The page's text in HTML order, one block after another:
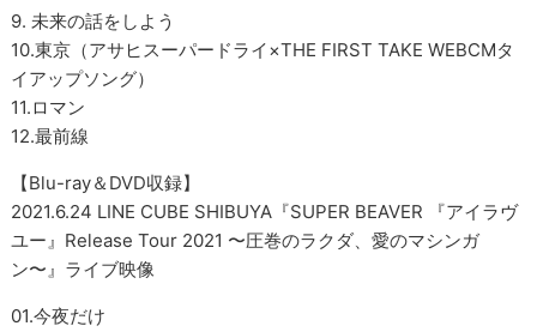
9. 未来の話をしよう
10.東京（アサヒスーパードライ×THE FIRST TAKE WEBCMタ
イアップソング）
11.ロマン
12.最前線
【Blu-ray＆DVD収録】
2021.6.24 LINE CUBE SHIBUYA『SUPER BEAVER 『アイラヴ
ユー』Release Tour 2021 〜圧巻のラクダ、愛のマシンガ
ン〜』ライブ映像
01.今夜だけ